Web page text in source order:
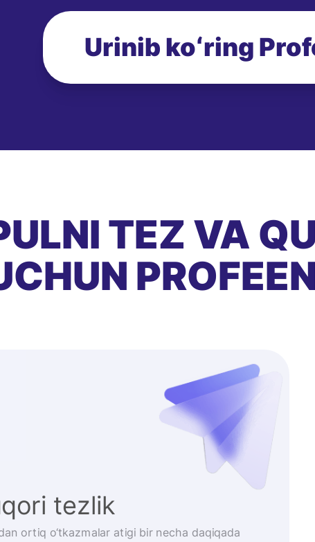
Urinib koʻring
TEZ VA
tezlik
ortiq o‘tkazmalar atigi bir necha daqiqada